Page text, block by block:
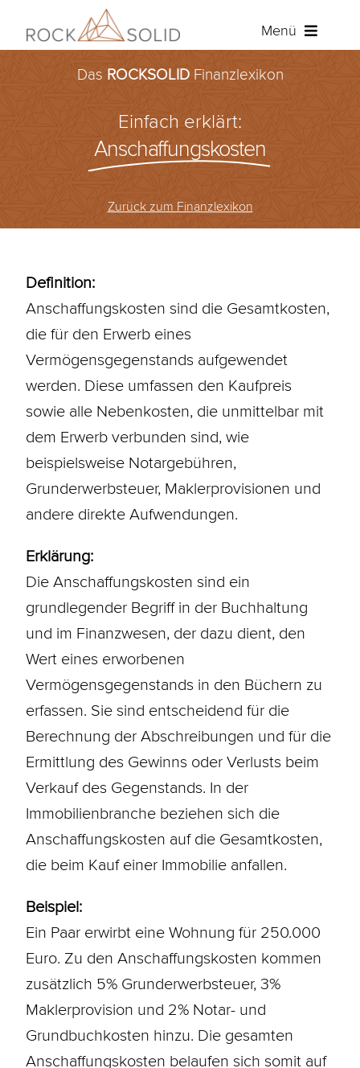
Inhalt
Menü
Baufinanzierung
Ratenkredit
Über ROCKSOLID
Kundenportal
Das ROCKSOLIDFinanzlexikon
Einfach erklärt:
Anschaffungskosten
Zurück zum Finanzlexikon
Definition:
Anschaffungskosten sind die Gesamtkosten,
die für den Erwerb eines
Vermögensgegenstands aufgewendet
werden. Diese umfassen den Kaufpreis
sowie alle Nebenkosten, die unmittelbar mit
dem Erwerb verbunden sind, wie
beispielsweise Notargebühren,
Grunderwerbsteuer, Maklerprovisionen und
andere direkteAufwendungen.
Erklärung:
Die Anschaffungskosten sind ein
grundlegender Begriff in der Buchhaltung
und im Finanzwesen, der dazu dient, den
Wert eines erworbenen
Vermögensgegenstands in den Büchern zu
erfassen. Sie sind entscheidend für die
Berechnung der Abschreibungen und für die
Ermittlung des Gewinns oder Verlusts beim
Verkauf des Gegenstands. In der
Immobilienbranche beziehen sich die
Anschaffungskosten auf die Gesamtkosten,
die beim Kauf einer Immobilie anfallen.
Beispiel:
Ein Paar erwirbt eine Wohnung für 250.000
Euro. Zu den Anschaffungskosten kommen
zusätzlich 5% Grunderwerbsteuer, 3%
Maklerprovision und 2% Notar- und
Grundbuchkosten hinzu. Die gesamten
Anschaffungskosten belaufen sich somit auf